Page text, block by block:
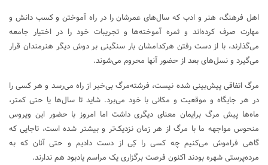
اهل فرهنگ، هنر و ادب که سال‌های عمرشان را در راه آموختن و کسب دانش و
مهارت صرف کرده‌اند و ثمره آموخته‌ها و تجریبات خود را در اختیار جامعه
می‌گذارند، با از دست رفتن هرکدامشان بار سنگینی بر دوش دیگر هنرمندان قرار
می‌گیرد و نسل‌های بعد از حضور آنها محروم می‌شوند.
مرگ اتفاقی پیش‌بینی شده نیست، فرشته‌مرگ بی‌خبر از راه می‌رسد و هر کسی را
در هر جایگاه و موقعیت و مکانی با خود می‌برد. شاید تا سال‌ها یا حتی کمتر،
ماه‌ها پیش مرگ برایمان معنای دیگری داشت اما امروز با حضور این ویروس
منحوس مواجهه ما با مرگ از هر زمان نزدیک‌تر و بیشتر شده است، تاجایی که
گاهی فراموش می‌کنیم چه کسی را کِی از دست دادیم و حتی آنان که به
مرده‌پرستی شهره بودند اکنون فرصت برگزاری یک مراسم یادبود هم ندارند.